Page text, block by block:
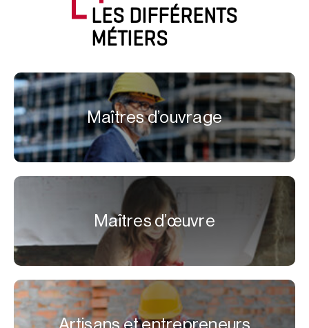
LES DIFFÉRENTS
MÉTIERS
Maîtres d’ouvrage
Maîtres d’œuvre
Artisans et entrepreneurs